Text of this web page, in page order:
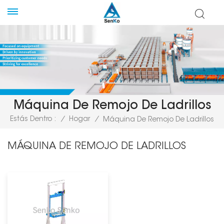
Máquina De Remojo De Ladrillos
Estás Dentro : / Hogar / Máquina De Remojo De Ladrillos
MÁQUINA DE REMOJO DE LADRILLOS